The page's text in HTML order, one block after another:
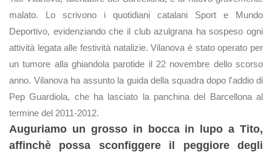
malato. Lo scrivono i quotidiani catalani Sport e Mundo
Deportivo, evidenziando che il club azulgrana ha sospeso ogni
attività legata alle festività natalizie. Vilanova è stato operato per
un tumore alla ghiandola parotide il 22 novembre dello scorso
anno. Vilanova ha assunto la guida della squadra dopo l'addio di
Pep Guardiola, che ha lasciato la panchina del Barcellona al
termine del 2011-2012.
Auguriamo un grosso in bocca in lupo a Tito,
affinchè possa sconfiggere il peggiore degli